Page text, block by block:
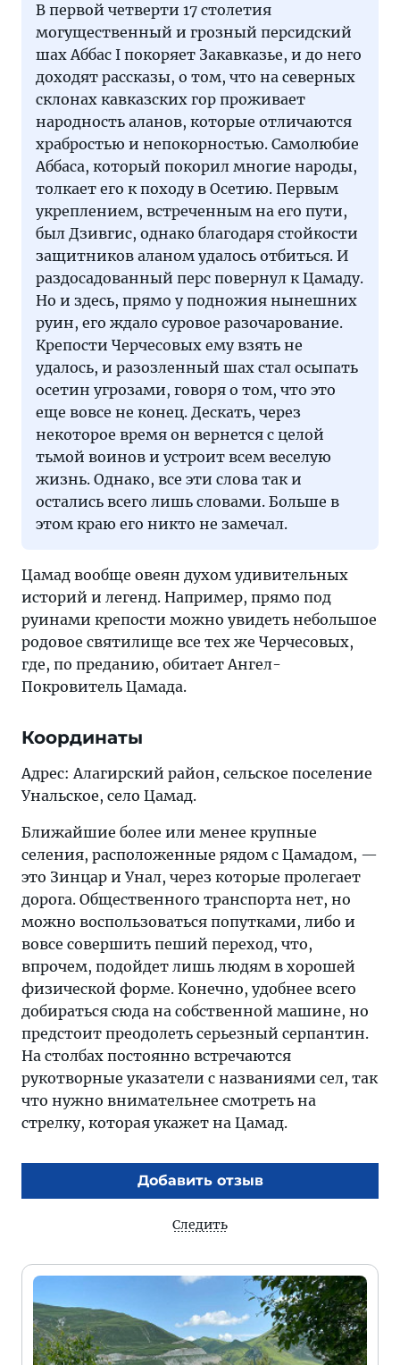
В первой четверти 17 столетия
могущественный и грозный персидский
шах Аббас I покоряет Закавказье, и до него
доходят рассказы, о том, что на северных
склонах кавказских гор проживает
народность аланов, которые отличаются
храбростью и непокорностью. Самолюбие
Аббаса, который покорил многие народы,
толкает его к походу в Осетию. Первым
укреплением, встреченным на его пути,
был Дзивгис, однако благодаря стойкости
защитников аланом удалось отбиться. И
раздосадованный перс повернул к Цамаду.
Но и здесь, прямо у подножия нынешних
руин, его ждало суровое разочарование.
Крепости Черчесовых ему взять не
удалось, и разозленный шах стал осыпать
осетин угрозами, говоря о том, что это
еще вовсе не конец. Дескать, через
некоторое время он вернется с целой
тьмой воинов и устроит всем веселую
жизнь. Однако, все эти слова так и
остались всего лишь словами. Больше в
этом краю его никто не замечал.
Цамад вообще овеян духом удивительных
историй и легенд. Например, прямо под
руинами крепости можно увидеть небольшое
родовое святилище все тех же Черчесовых,
где, по преданию, обитает Ангел-
Покровитель Цамада.
Координаты
Адрес: Алагирский район, сельское поселение
Унальское, село Цамад.
Ближайшие более или менее крупные
селения, расположенные рядом с Цамадом, —
это Зинцар и Унал, через которые пролегает
дорога. Общественного транспорта нет, но
можно воспользоваться попутками, либо и
вовсе совершить пеший переход, что,
впрочем, подойдет лишь людям в хорошей
физической форме. Конечно, удобнее всего
добираться сюда на собственной машине, но
предстоит преодолеть серьезный серпантин.
На столбах постоянно встречаются
рукотворные указатели с названиями сел, так
что нужно внимательнее смотреть на
стрелку, которая укажет на Цамад.
Добавить отзыв
Следить